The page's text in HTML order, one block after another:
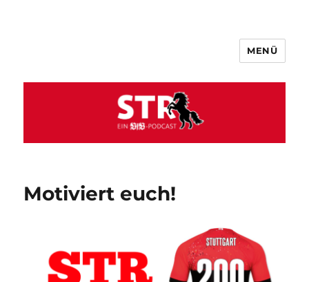
MENÜ
Motiviert euch!